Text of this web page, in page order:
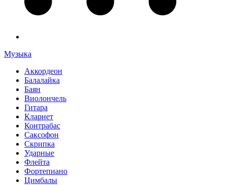
Музыка
Аккордеон
Балалайка
Баян
Виолончель
Гитара
Кларнет
Контрабас
Саксофон
Скрипка
Ударные
Флейта
Фортепиано
Цимбалы